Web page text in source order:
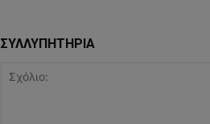
ΣΥΛΛΥΠΗΤΗΡΙΑ